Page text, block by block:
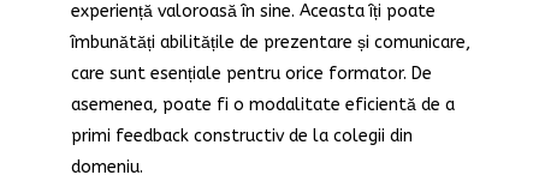
experiență valoroasă în sine. Aceasta îți poate
îmbunătăți abilitățile de prezentare și comunicare,
care sunt esențiale pentru orice formator. De
asemenea, poate fi o modalitate eficientă de a
primi feedback constructiv de la colegii din
domeniu.